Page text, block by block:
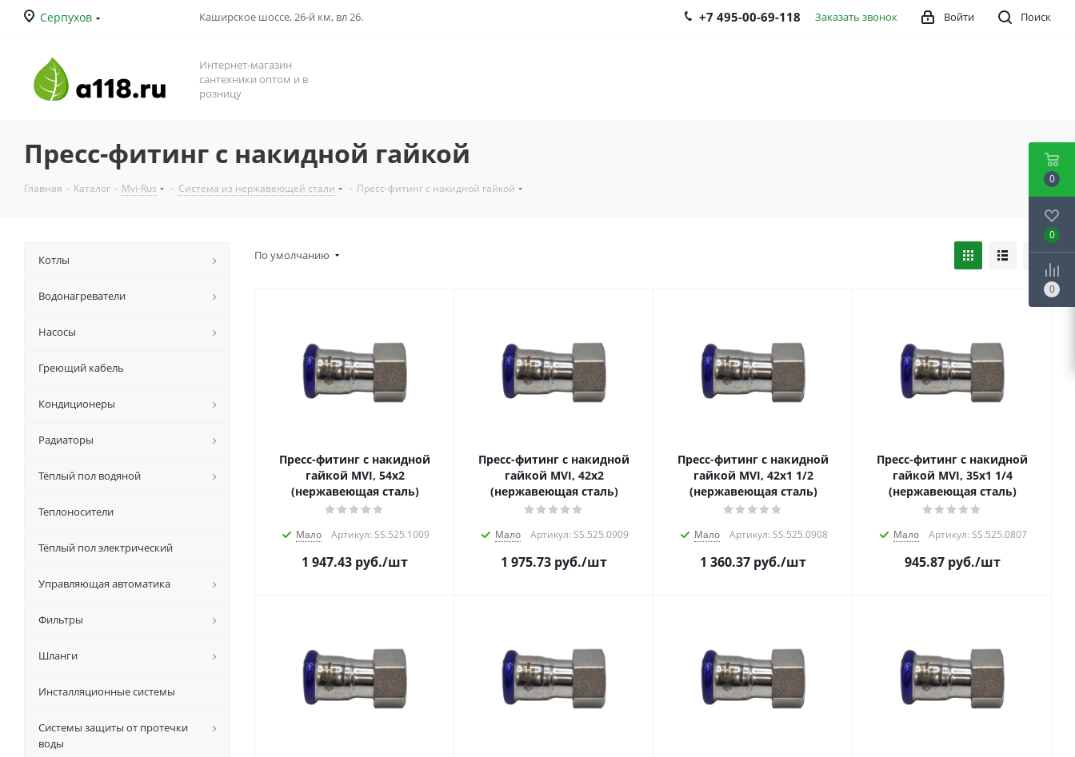
Серпухов Каширское шоссе, 26-й км, вл 26. Поиск
Войти
+7 495-00-69-118 Заказать звонок
Интернет-магазин
сантехники оптом и в
розницу
Пресс-фитинг с накидной гайкой
Главная - Каталог - Mvi-Rus - Система из нержавеющей стали - Пресс-фитинг с накидной гайкой
По умолчанию
Пресс-фитинг с накидной
гайкой MVI, 54х2
(нержавеющая сталь)
Мало Артикул: SS.525.1009
1 947.43 руб./шт
Пресс-фитинг с накидной
гайкой MVI, 42х2
(нержавеющая сталь)
Мало Артикул: SS.525.0909
1 975.73 руб./шт
Пресс-фитинг с накидной
гайкой MVI, 42х1 1/2
(нержавеющая сталь)
Мало Артикул: SS.525.0908
1 360.37 руб./шт
Пресс-фитинг с накидной
гайкой MVI, 35х1 1/4
(нержавеющая сталь)
Мало Артикул: SS.525.0807
945.87руб./шт
Котлы
Водонагреватели
Насосы
Греющий кабель
Кондиционеры
Радиаторы
Тёплый пол водяной
Теплоносители
Тёплый пол электрический
Управляющая автоматика
Фильтры
Шланги
Инсталляционные системы
Системы защиты от протечки
воды
0
0
0